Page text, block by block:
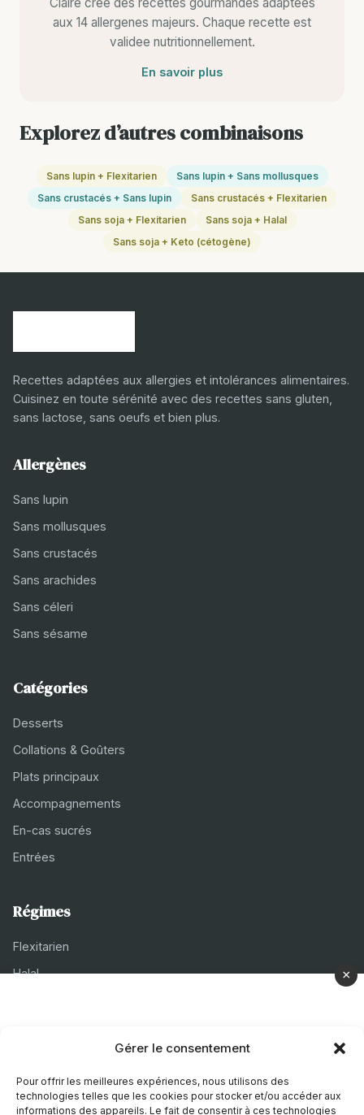
Gérer le consentement
Pour offrir les meilleures expériences, nous utilisons des
technologies telles que les cookies pour stocker et/ou accéder aux
informations des appareils. Le fait de consentir à ces technologies
aux 14 allergenes majeurs. Chaque recette est
validee nutritionnellement.
En savoir plus
Explorez d’autres combinaisons
Sans lupin + Flexitarien
Sans lupin + Sans mollusques
Sans crustacés + Sans lupin
Sans crustacés + Flexitarien
Sans soja + Flexitarien
Sans soja + Halal
Sans soja + Keto (cétogène)
Recettes adaptées aux allergies et intolérances alimentaires.
Cuisinez en toute sérénité avec des recettes sans gluten,
sans lactose, sans oeufs et bien plus.
Allergènes
Sans lupin
Sans mollusques
Sans crustacés
Sans arachides
Sans céleri
Sans sésame
Catégories
Desserts
Collations & Goûters
Plats principaux
Accompagnements
En-cas sucrés
Entrées
Régimes
Flexitarien
Halal
À propos
Mentions légales
×